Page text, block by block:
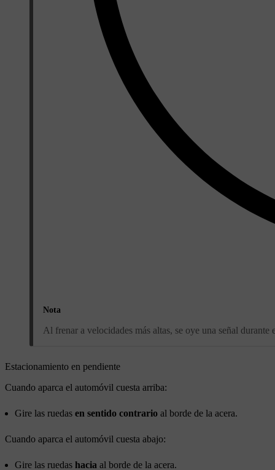
Nota
Al frenar a velocidades más altas, se oye una señal durante
Estacionamiento en pendiente
Cuando aparca el automóvil cuesta arriba:
Gire las ruedas en sentido contrario al borde de la acera.
Cuando aparca el automóvil cuesta abajo:
Gire las ruedas hacia al borde de la acera.